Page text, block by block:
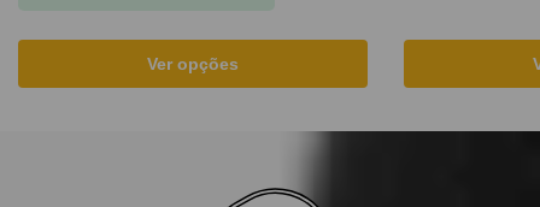
Ver opções